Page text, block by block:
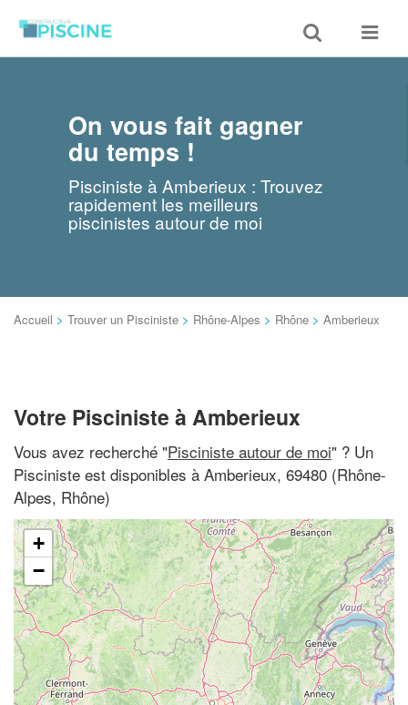
Toggle
search
Toggle
On vous fait gagner
du temps !
Pisciniste à Amberieux : Trouvez
rapidement les meilleurs
piscinistes autour de moi
Accueil > Trouver un Pisciniste > Rhône-Alpes > Rhône > Amberieux
Votre Pisciniste à Amberieux
Vous avez recherché "Pisciniste autour de moi" ? Un
Pisciniste est disponibles à Amberieux, 69480 (Rhône-
Alpes, Rhône)
+
−